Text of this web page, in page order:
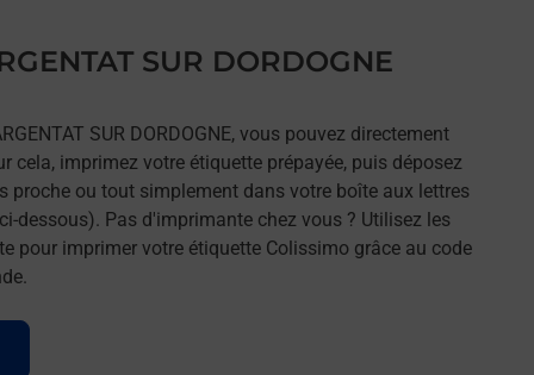
SUR DORDOGNE
SUR DORDOGNE, vous pouvez directement
cela, imprimez votre étiquette prépayée, puis déposez
proche ou tout simplement dans votre boîte aux lettres
dessous). Pas d'imprimante chez vous ? Utilisez les
pour imprimer votre étiquette Colissimo grâce au code